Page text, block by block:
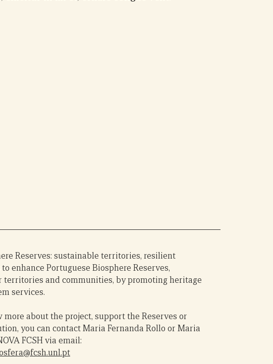
Reserves: sustainable territories, resilient
enhance Portuguese Biosphere Reserves,
territories and communities, by promoting heritage
services.
about the project, support the Reserves or
you can contact Maria Fernanda Rollo or Maria
FCSH via email: